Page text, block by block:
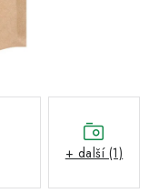
+ další (1)